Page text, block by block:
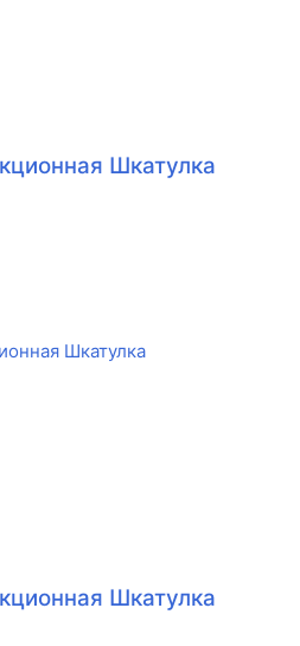
Шкатулка
Шкатулка